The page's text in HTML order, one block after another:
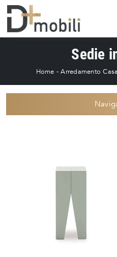
Sedie
Home -Arredamento Casa